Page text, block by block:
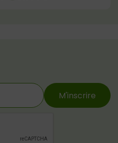
M'inscrire